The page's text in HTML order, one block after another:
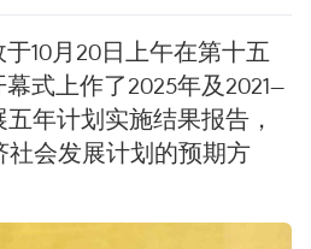
10月20日上午在第十五
式上作了2025年及2021—
年计划实施结果报告，
社会发展计划的预期方